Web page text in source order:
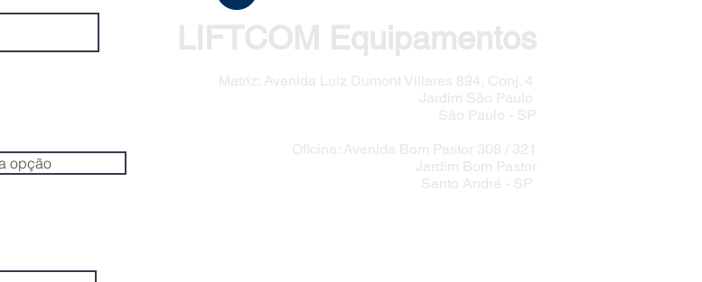
LIFTCOM Equipamentos
Matriz: Avenida Luiz Dumont Villares 894, Conj. 4
Jardim São Paulo
São Paulo - SP
Oficina: Avenida Bom Pastor 308 / 321
Jardim Bom Pastor
Santo André - SP